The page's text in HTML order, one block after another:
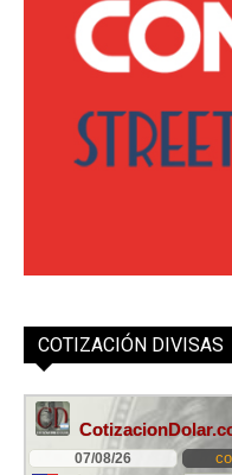
COTIZACIÓN DIVISAS